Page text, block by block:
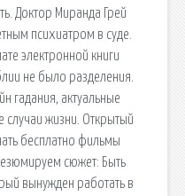
Доктор Миранда Грей
психиатром в суде.
электронной книги
не было разделения.
гадания, актуальные
случаи жизни. Открытый
бесплатно фильмы
сюжет: Быть
вынужден работать в